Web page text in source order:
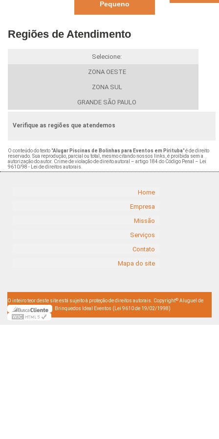
Pequeno
Regiões de Atendimento
Selecione:
ZONA OESTE
ZONA SUL
GRANDE SÃO PAULO
Verifique as regiões que atendemos
O conteúdo do texto "Alugar Piscinas de Bolinhas para Eventos em Pirituba" é de direito
reservado. Sua reprodução, parcial ou total, mesmo citando nossos links, é proibida sem a
autorização do autor. Crime de violação de direito autoral – artigo 184 do Código Penal –
Lei
9610/98 - Lei de direitos autorais
Home
Empresa
Missão
Serviços
Contato
Mapa do site
O inteiro teor deste site está sujeito à proteção de direitos autorais. Copyright© Aluguel de
Brinquedos Ideal Eventos (Lei 9610 de 19/02/1998)